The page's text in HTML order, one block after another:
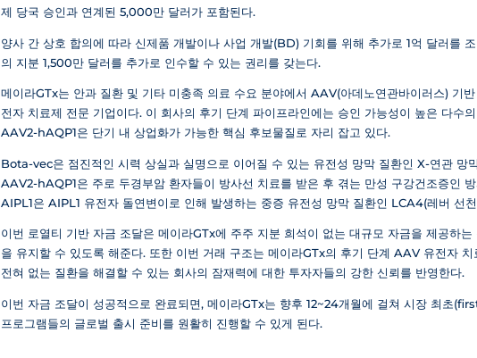
제 당국 승인과 연계된 5,000만 달러가 포함된다.
양사 간 상호 합의에 따라 신제품 개발이나 사업 개발(BD) 기회를 위해 추가로 1억 달러를
의 지분 1,500만 달러를 추가로 인수할 수 있는 권리를 갖는다.
메이라GTx는 안과 질환 및 기타 미충족 의료 수요 분야에서 AAV(아데노연관바이러스) 기
전자 치료제 전문 기업이다. 이 회사의 후기 단계 파이프라인에는 승인 가능성이 높은 다수
AAV2-hAQP1은 단기 내 상업화가 가능한 핵심 후보물질로 자리 잡고 있다.
Bota-vec은 점진적인 시력 상실과 실명으로 이어질 수 있는 유전성 망막 질환인 X-연관 망
AAV2-hAQP1은 주로 두경부암 환자들이 방사선 치료를 받은 후 겪는 만성 구강건조증인
AIPL1은 AIPL1 유전자 돌연변이로 인해 발생하는 중증 유전성 망막 질환인 LCA4(레버 선
이번 로열티 기반 자금 조달은 메이라GTx에 주주 지분 희석이 없는 대규모 자금을 제공하
을 유지할 수 있도록 해준다. 또한 이번 거래 구조는 메이라GTx의 후기 단계 AAV 유전자
전혀 없는 질환을 해결할 수 있는 회사의 잠재력에 대한 투자자들의 강한 신뢰를 반영한다.
이번 자금 조달이 성공적으로 완료되면, 메이라GTx는 향후 12~24개월에 걸쳐 시장 최초
프로그램들의 글로벌 출시 준비를 원활히 진행할 수 있게 된다.